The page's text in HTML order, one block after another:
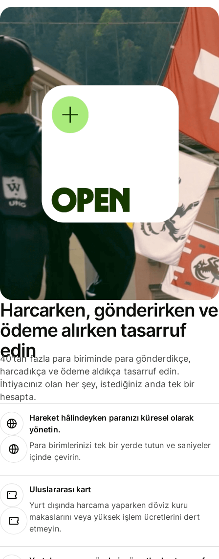
Harcarken, gönderirken ve
ödeme alırken tasarruf
edin
40'tan fazla para biriminde para gönderdikçe,
harcadıkça ve ödeme aldıkça tasarruf edin.
İhtiyacınız olan her şey, istediğiniz anda tek bir
hesapta.
Hareket hâlindeyken paranızı küresel olarak
yönetin.
Para birimlerinizi tek bir yerde tutun ve saniyeler
içinde çevirin.
Uluslararası kart
Yurt dışında harcama yaparken döviz kuru
makaslarını veya yüksek işlem ücretlerini dert
etmeyin.